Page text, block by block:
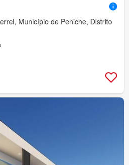
Município de Peniche, Distrito